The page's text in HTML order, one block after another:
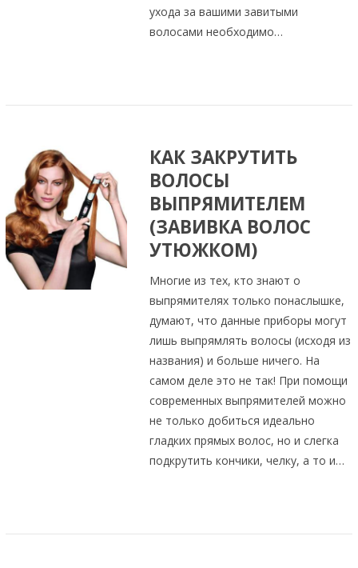
ухода за вашими завитыми
волосами необходимо…
КАК ЗАКРУТИТЬ
ВОЛОСЫ
ВЫПРЯМИТЕЛЕМ
(ЗАВИВКА ВОЛОС
УТЮЖКОМ)
Многие из тех, кто знают о
выпрямителях только понаслышке,
думают, что данные приборы могут
лишь выпрямлять волосы (исходя из
названия) и больше ничего. На
самом деле это не так! При помощи
современных выпрямителей можно
не только добиться идеально
гладких прямых волос, но и слегка
подкрутить кончики, челку, а то и…